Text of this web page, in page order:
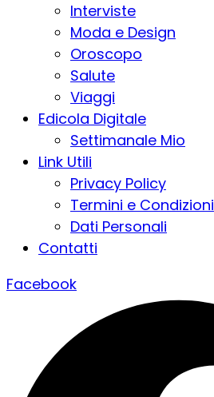
Interviste
Moda e Design
Oroscopo
Salute
Viaggi
Edicola Digitale
Settimanale Mio
Link Utili
Privacy Policy
Termini e Condizioni
Dati Personali
Contatti
Facebook